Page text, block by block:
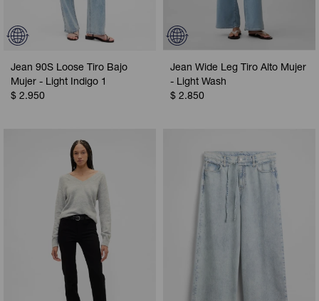
Jean 90S Loose Tiro Bajo
Mujer - Light Indigo 1
$ 2.950
Jean Wide Leg Tiro Alto Mujer
- Light Wash
$ 2.850